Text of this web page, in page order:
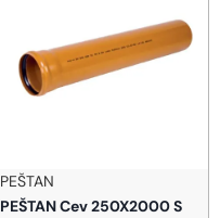
PEŠTAN
PEŠTAN Cev 250X2000 S